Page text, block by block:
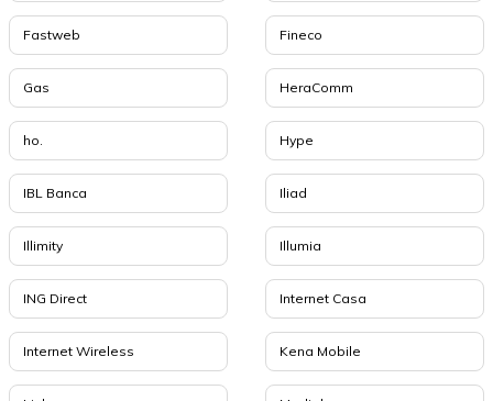
Fastweb Fineco
Gas HeraComm
ho. Hype
IBL Banca Iliad
Illimity Illumia
ING Direct Internet Casa
Internet Wireless Kena Mobile